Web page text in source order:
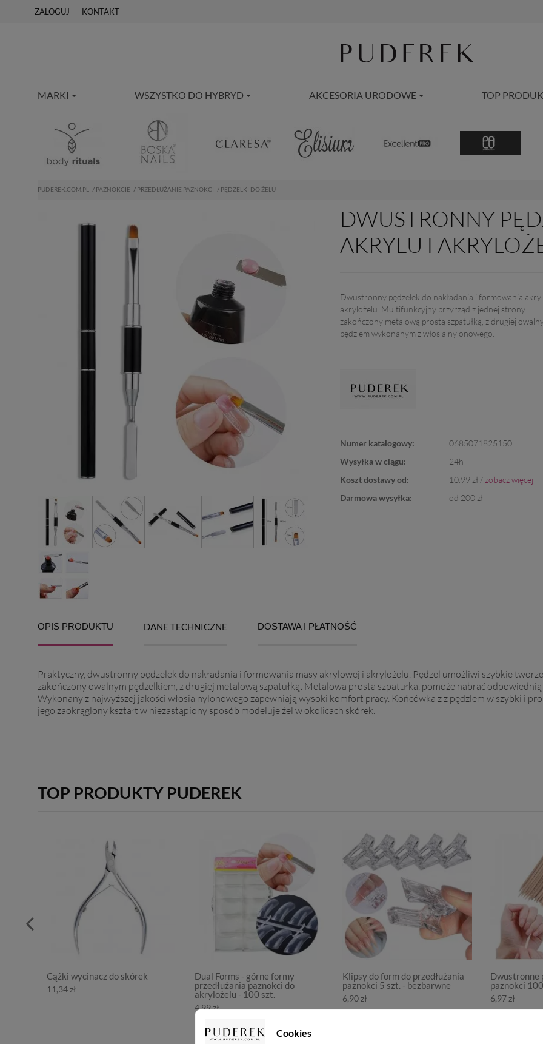
Cookies
ZALOGUJ KONTAKT
MARKI WSZYSTKO DO HYBRYD AKCESORIA URODOWE TOP
PUDEREK.COM.PL PAZNOKCIE PRZEDŁUŻANIE PAZNOKCI PĘDZELKI DO ŻELU
DWUSTRONNY
AKRYLU I
Dwustronny pędzelek do nakładania i formowania
akrylożelu. Multifunkcyjny przyrząd z jednej strony
zakończony metalową prostą szpatułką, z drugiej
pędzlem wykonanym z włosia nylonowego.
Numer katalogowy:
0685071825150
Wysyłka w ciągu:
24h
Koszt dostawy od:
10.99 zł /zobacz więcej
Darmowa wysyłka:
od 200 zł
OPIS PRODUKTU DANE TECHNICZNE DOSTAWA I PŁATNOŚĆ
Praktyczny, dwustronny pędzelek do nakładania i formowania masy akrylowej i akrylożelu. Pędzel umożliwi szybkie
zakończony owalnym pędzelkiem, z drugiej metalową szpatułką. Metalowa prosta szpatułka, pomoże nabrać
Wykonany z najwyższej jakości włosia nylonowego zapewniają wysoki komfort pracy. Końcówka z z pędzlem w szybki i
jego zaokrąglony kształt w niezastąpiony sposób modeluje żel w okolicach skórek.
TOP PRODUKTY PUDEREK
Cążki wycinacz do skórek
11,34 zł
Dual Forms - górne formy
przedłużania paznokci do
akrylożelu - 100 szt.
4,99 zł
Klipsy do form do przedłużania
paznokci 5 szt. - bezbarwne
6,90 zł
Dwustronne
paznokci
6,97 zł